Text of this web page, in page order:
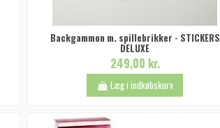
Backgammon m. spillebrikker - STICKERS
DELUXE
249,00 kr.
Læg i indkøbskurv